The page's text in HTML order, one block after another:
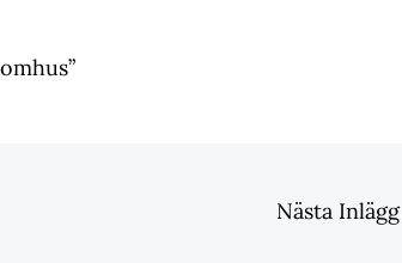
Nästa Inlägg